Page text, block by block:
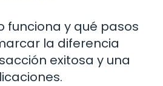
funciona y qué pasos
la diferencia
exitosa y una